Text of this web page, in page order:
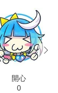
開心
0
next